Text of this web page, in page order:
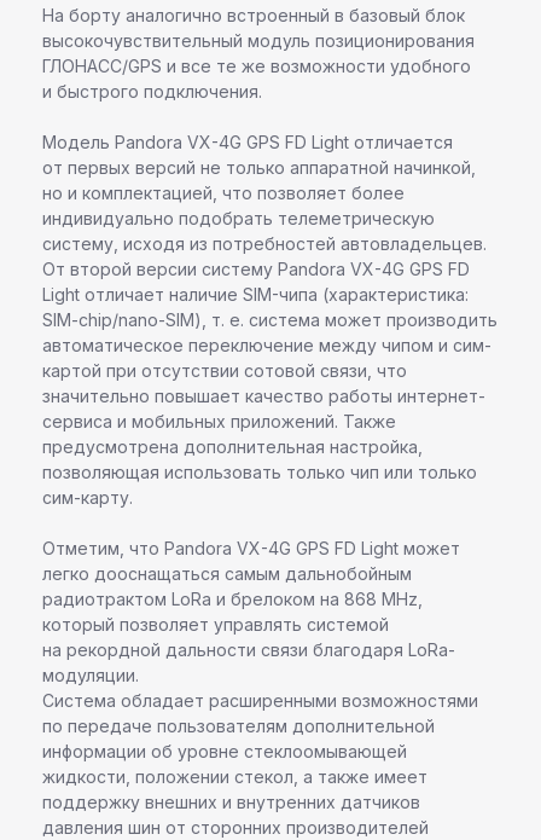
На борту аналогично встроенный в базовый блок
высокочувствительный модуль позиционирования
ГЛОНАСС/GPS и все те же возможности удобного
и быстрого подключения.
Модель Pandora VX-4G GPS FD Light отличается
от первых версий не только аппаратной начинкой,
но и комплектацией, что позволяет более
индивидуально подобрать телеметрическую
систему, исходя из потребностей автовладельцев.
От второй версии систему Pandora VX-4G GPS FD
Light отличает наличие SIM-чипа (характеристика:
SIM-chip/nano-SIM), т. е. система может производить
автоматическое переключение между чипом и сим-
картой при отсутствии сотовой связи, что
значительно повышает качество работы интернет-
сервиса и мобильных приложений. Также
предусмотрена дополнительная настройка,
позволяющая использовать только чип или только
сим-карту.
Отметим, что Pandora VX-4G GPS FD Light может
легко дооснащаться самым дальнобойным
радиотрактом LoRa и брелоком на 868 MHz,
который позволяет управлять системой
на рекордной дальности связи благодаря LoRa-
модуляции.
Система обладает расширенными возможностями
по передаче пользователям дополнительной
информации об уровне стеклоомывающей
жидкости, положении стекол, а также имеет
поддержку внешних и внутренних датчиков
давления шин от сторонних производителей